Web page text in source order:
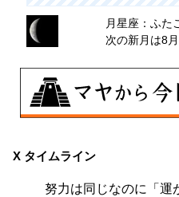
月星座：ふた
次の新月は8
興味のある分野で、熟練を
す。
X タイムライン
努力は同じなのに「運